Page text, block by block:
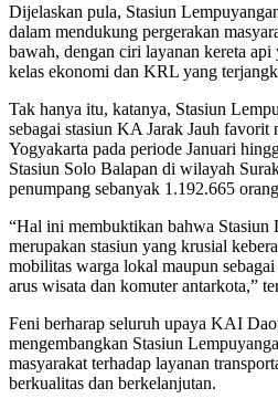
Dijelaskan pula, Stasiun
dalam mendukung pergerakan
bawah, dengan ciri layanan kereta
kelas ekonomi dan KRL yang
Tak hanya itu, katanya, Stasiun
sebagai stasiun KA Jarak Jauh
Yogyakarta pada periode Januari
Stasiun Solo Balapan di wilayah
penumpang sebanyak 1.192.665
“Hal ini membuktikan bahwa Stasiun
merupakan stasiun yang krusial
mobilitas warga lokal maupun
arus wisata dan komuter antarkota,”
Feni berharap seluruh upaya KAI
mengembangkan Stasiun
masyarakat terhadap layanan
berkualitas dan berkelanjutan.